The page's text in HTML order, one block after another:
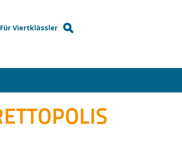
Für Viertklässler